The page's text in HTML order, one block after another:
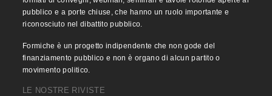
pubblico e a porte chiuse, che hanno un ruolo importante e
riconosciuto nel dibattito pubblico.
Formiche è un progetto indipendente che non gode del
finanziamento pubblico e non è organo di alcun partito o
movimento politico.
LE NOSTRE RIVISTE